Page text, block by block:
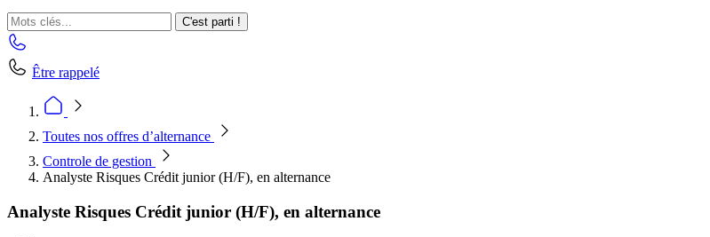
C'est parti !
Être rappelé
Toutes nos offres d’alternance
Controle de gestion
Analyste Risques Crédit junior (H/F), en alternance
Analyste Risques Crédit junior (H/F), en alternance